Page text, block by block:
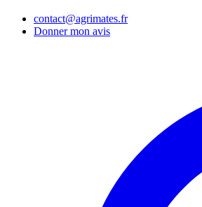
contact@agrimates.fr
Donner mon avis